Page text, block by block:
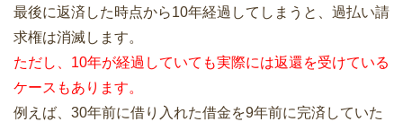
最後に返済した時点から10年経過してしまうと、過払い請
求権は消滅します。
ただし、10年が経過していても実際には返還を受けている
ケースもあります。
例えば、30年前に借り入れた借金を9年前に完済していた